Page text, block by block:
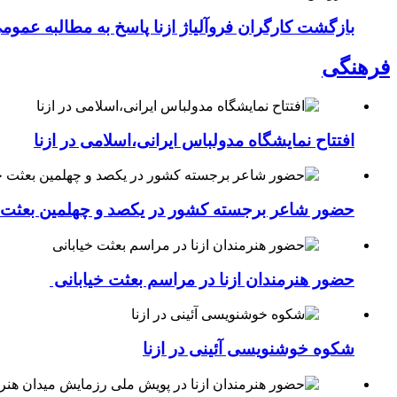
بازگشت کارگران فروآلیاژ ازنا پاسخ به مطالبه
فرهنگی
افتتاح نمایشگاه مدولباس ایرانی،اسلامی در ازنا
حضور شاعر برجسته کشور در یکصد و چهلمین بعثت
حضور هنرمندان ازنا در مراسم بعثت خیابانی
شکوه خوشنویسی آئینی در ازنا